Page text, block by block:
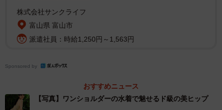
株式会社サンクライフ
富山県 富山市
派遣社員：時給1,250円～1,563円
Sponsored by
おすすめニュース
【写真】ワンショルダーの水着で魅せるド級の美ヒップ